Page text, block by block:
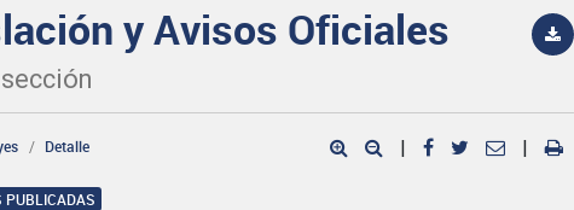
y Avisos Oficiales
Detalle | |
PUBLICADAS